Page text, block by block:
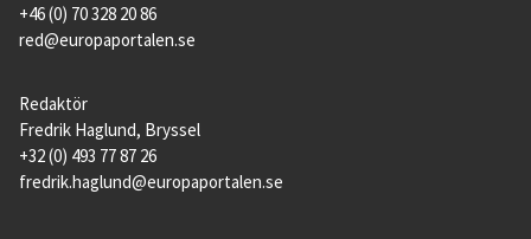
+46 (0) 70 328 20 86
red@europaportalen.se
Redaktör
Fredrik Haglund, Bryssel
+32 (0) 493 77 87 26
fredrik.haglund@europaportalen.se